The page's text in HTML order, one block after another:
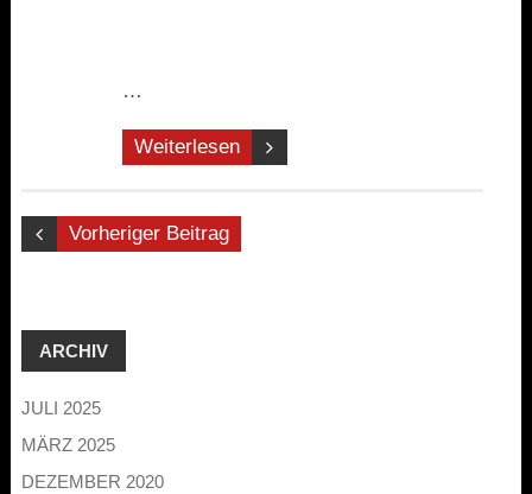
…
Weiterlesen
Vorheriger Beitrag
ARCHIV
JULI 2025
MÄRZ 2025
DEZEMBER 2020